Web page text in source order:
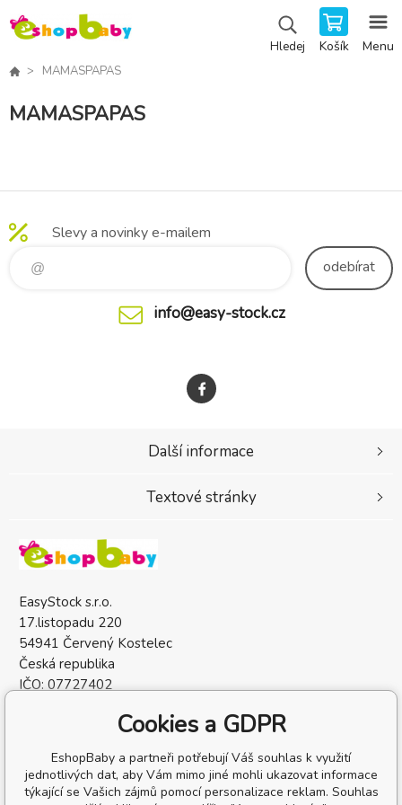
Hledej Košík Menu
MAMASPAPAS
MAMASPAPAS
Slevy a novinky e-mailem
odebírat
info@easy-stock.cz
EasyStock s.r.o.
17.listopadu 220
54941 Červený Kostelec
Česká republika
IČO: 07727402
Další informace
Textové stránky
Cookies a GDPR
EshopBaby a partneři potřebují Váš souhlas k využití
jednotlivých dat, aby Vám mimo jiné mohli ukazovat informace
týkající se Vašich zájmů pomocí personalizace reklam. Souhlas